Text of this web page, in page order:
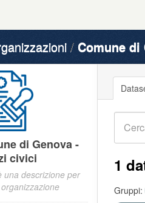
Comune
1
Gruppi:
di Genova -
civici
una descrizione per